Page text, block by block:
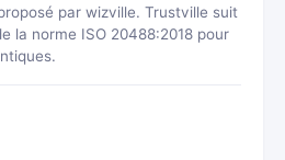
par wizville. Trustville suit
la norme ISO 20488:2018 pour